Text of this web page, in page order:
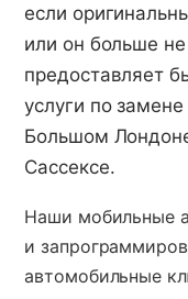
если
или он больше не
предоставляет
услуги по
Большом
Сассексе.
Наши мобильные
и
автомобильные